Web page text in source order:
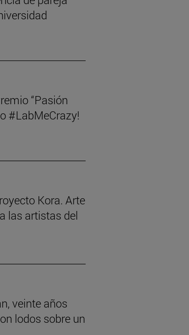
“Pasión
#LabMeCrazy!
Kora. Arte
las artistas del
veinte años
lodos sobre un